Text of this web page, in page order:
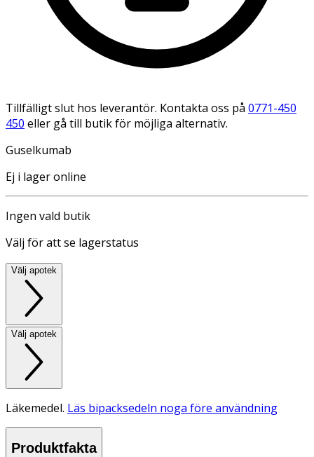
Tillfälligt slut hos leverantör. Kontakta oss på 0771-450
450 eller gå till butik för möjliga alternativ.
Guselkumab
Ej i lager online
Ingen vald butik
Välj för att se lagerstatus
Välj apotek
Välj apotek
Läkemedel. Läs bipacksedeln noga före användning
Produktfakta